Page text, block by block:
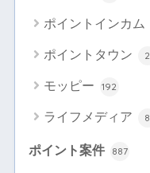
ポイントインカム
ポイントタウン 2
モッピー 192
ライフメディア 8
ポイント案件 887